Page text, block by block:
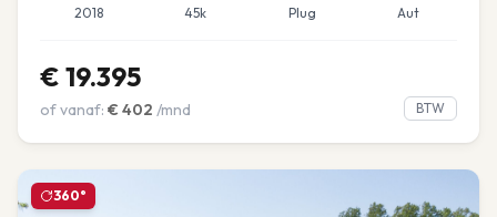
2018 45k Plug Aut
€ 19.395
of vanaf: € 402 /mnd BTW
360°